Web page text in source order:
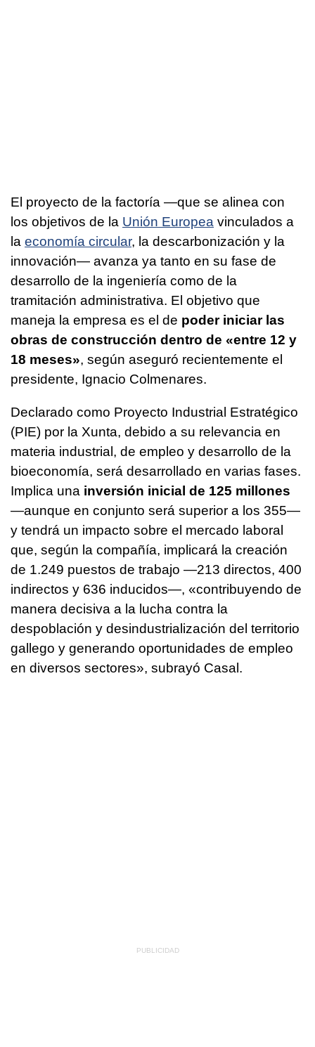
El proyecto de la factoría —que se alinea con
los objetivos de la Unión Europea vinculados a
la economía circular, la descarbonización y la
innovación— avanza ya tanto en su fase de
desarrollo de la ingeniería como de la
tramitación administrativa. El objetivo que
maneja la empresa es el de poder iniciar las
obras de construcción dentro de «entre 12 y
18 meses», según aseguró recientemente el
presidente, Ignacio Colmenares.
Declarado como Proyecto Industrial Estratégico
(PIE) por la Xunta, debido a su relevancia en
materia industrial, de empleo y desarrollo de la
bioeconomía, será desarrollado en varias fases.
Implica una inversión inicial de 125 millones
—aunque en conjunto será superior a los 355—
y tendrá un impacto sobre el mercado laboral
que, según la compañía, implicará la creación
de 1.249 puestos de trabajo —213 directos, 400
indirectos y 636 inducidos—, «contribuyendo de
manera decisiva a la lucha contra la
despoblación y desindustrialización del territorio
gallego y generando oportunidades de empleo
en diversos sectores», subrayó Casal.